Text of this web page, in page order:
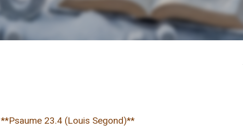
**Psaume 23.4 (Louis Segond)**